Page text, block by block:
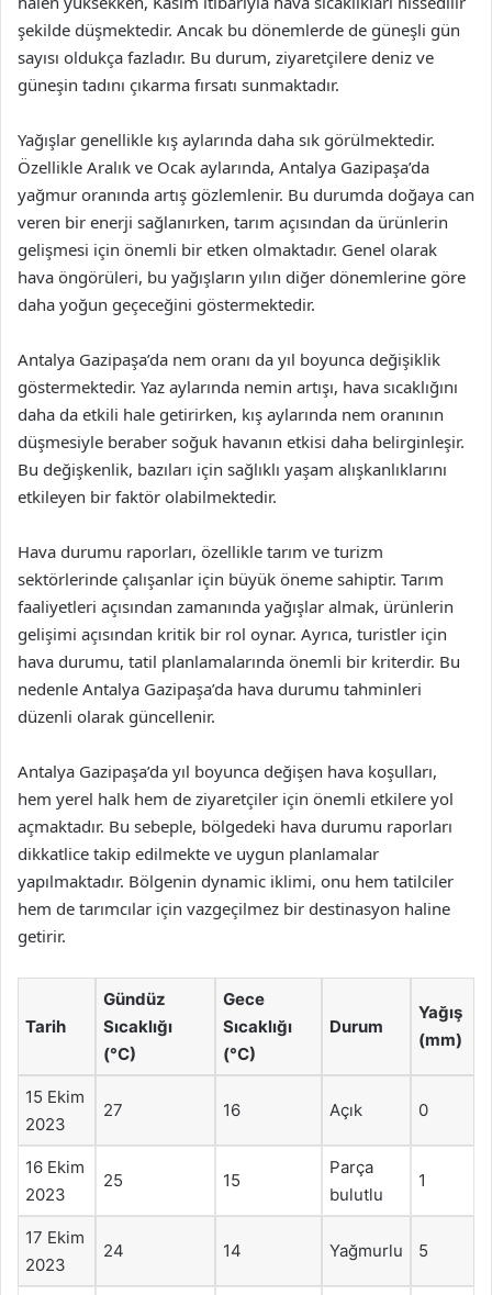
şekilde düşmektedir. Ancak bu dönemlerde de güneşli gün
sayısı oldukça fazladır. Bu durum, ziyaretçilere deniz ve
güneşin tadını çıkarma fırsatı sunmaktadır.
Yağışlar genellikle kış aylarında daha sık görülmektedir.
Özellikle Aralık ve Ocak aylarında, Antalya Gazipaşa’da
yağmur oranında artış gözlemlenir. Bu durumda doğaya can
veren bir enerji sağlanırken, tarım açısından da ürünlerin
gelişmesi için önemli bir etken olmaktadır. Genel olarak
hava öngörüleri, bu yağışların yılın diğer dönemlerine göre
daha yoğun geçeceğini göstermektedir.
Antalya Gazipaşa’da nem oranı da yıl boyunca değişiklik
göstermektedir. Yaz aylarında nemin artışı, hava sıcaklığını
daha da etkili hale getirirken, kış aylarında nem oranının
düşmesiyle beraber soğuk havanın etkisi daha belirginleşir.
Bu değişkenlik, bazıları için sağlıklı yaşam alışkanlıklarını
etkileyen bir faktör olabilmektedir.
Hava durumu raporları, özellikle tarım ve turizm
sektörlerinde çalışanlar için büyük öneme sahiptir. Tarım
faaliyetleri açısından zamanında yağışlar almak, ürünlerin
gelişimi açısından kritik bir rol oynar. Ayrıca, turistler için
hava durumu, tatil planlamalarında önemli bir kriterdir. Bu
nedenle Antalya Gazipaşa’da hava durumu tahminleri
düzenli olarak güncellenir.
Antalya Gazipaşa’da yıl boyunca değişen hava koşulları,
hem yerel halk hem de ziyaretçiler için önemli etkilere yol
açmaktadır. Bu sebeple, bölgedeki hava durumu raporları
dikkatlice takip edilmekte ve uygun planlamalar
yapılmaktadır. Bölgenin dynamic iklimi, onu hem tatilciler
hem de tarımcılar için vazgeçilmez bir destinasyon haline
getirir.
Tarih
Gündüz
Sıcaklığı
(°C)
Gece
Sıcaklığı
(°C)
Durum
Yağış
(mm)
15 Ekim
2023
27 16 Açık 0
16 Ekim
2023
25 15
Parça
bulutlu
1
17 Ekim
2023
24 14 Yağmurlu 5